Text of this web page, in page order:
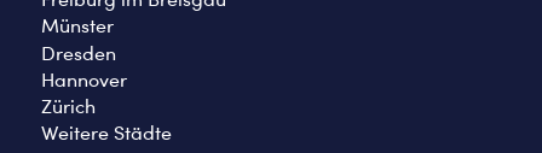
Münster
Dresden
Hannover
Zürich
Weitere Städte